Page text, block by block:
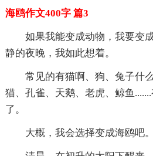
海鸥作文400字 篇3
如果我能变成动物，我要变
静的夜晚，我如此想着。
常见的有猫啊、狗、兔子什
猫、孔雀、天鹅、老虎、鲸鱼
了。
大概，我会选择变成海鸥吧。